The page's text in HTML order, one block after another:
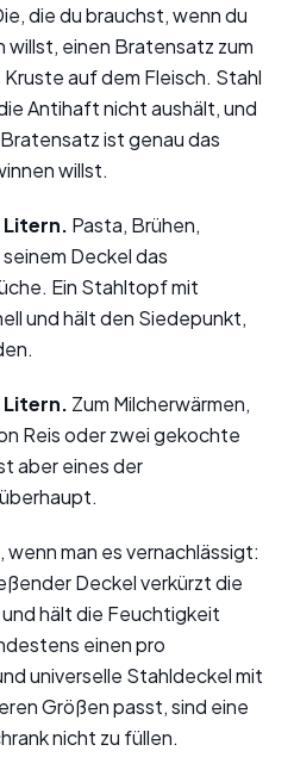
die du brauchst, wenn du
einen Bratensatz zum
auf dem Fleisch. Stahl
Antihaft nicht aushält, und
ist genau das
willst.
Litern. Pasta, Brühen,
Deckel das
Ein Stahltopf mit
und hält den Siedepunkt,
Zum Milcherwärmen,
Reis oder zwei gekochte
aber eines der
wenn man es vernachlässigt:
Deckel verkürzt die
hält die Feuchtigkeit
einen pro
universelle Stahldeckel mit
Größen passt, sind eine
nicht zu füllen.